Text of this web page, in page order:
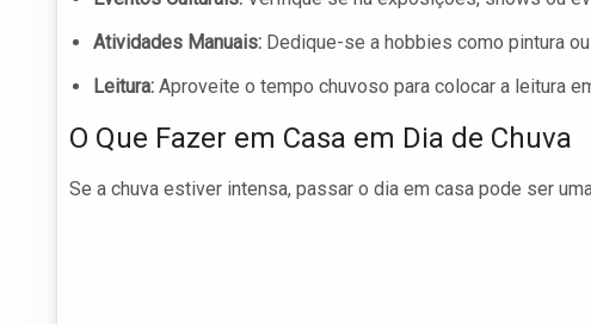
Atividades Manuais: Dedique-se a hobbies como pintura
Leitura: Aproveite o tempo chuvoso para colocar a leitura
O Que Fazer em Casa em Dia de Chuva
Se a chuva estiver intensa, passar o dia em casa pode ser